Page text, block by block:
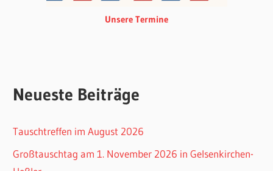
Unsere Termine
Neueste Beiträge
Tauschtreffen im August 2026
Großtauschtag am 1. November 2026 in Gelsenkirchen-